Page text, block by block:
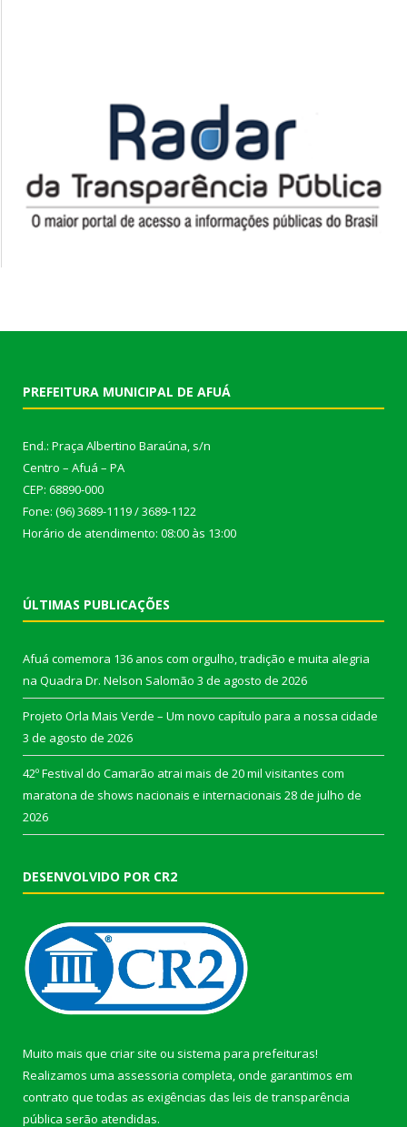
PREFEITURA MUNICIPAL DE AFUÁ
End.: Praça Albertino Baraúna, s/n
Centro – Afuá – PA
CEP: 68890-000
Fone: (96) 3689-1119 / 3689-1122
Horário de atendimento: 08:00 às 13:00
ÚLTIMAS PUBLICAÇÕES
Afuá comemora 136 anos com orgulho, tradição e muita alegria
na Quadra Dr. Nelson Salomão 3 de agosto de 2026
Projeto Orla Mais Verde – Um novo capítulo para a nossa cidade
3 de agosto de 2026
42º Festival do Camarão atrai mais de 20 mil visitantes com
maratona de shows nacionais e internacionais 28 de julho de
2026
DESENVOLVIDO POR CR2
Muito mais que criar site ou sistema para prefeituras!
Realizamos uma assessoria completa, onde garantimos em
contrato que todas as exigências das leis de transparência
pública serão atendidas.